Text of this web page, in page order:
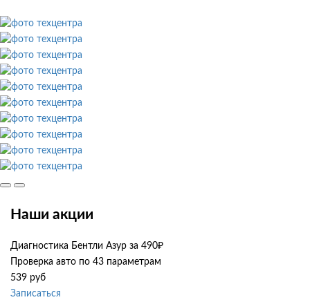
Наши акции
Диагностика Бентли Азур за 490₽
Проверка авто по 43 параметрам
539 руб
Записаться